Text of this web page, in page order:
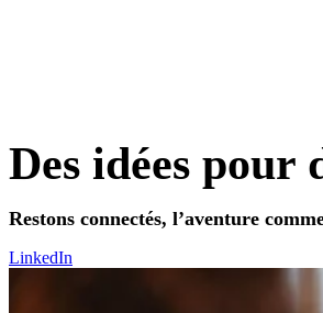
Des idées pour
Restons connectés, l’aventure
LinkedIn